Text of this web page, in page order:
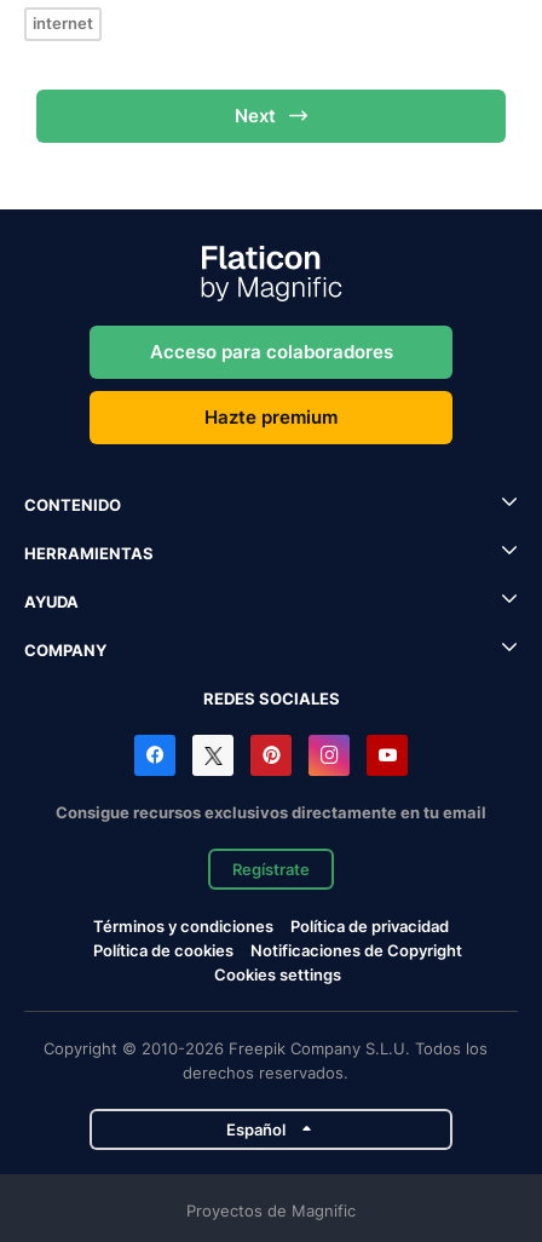
internet
Next
Acceso para colaboradores
Hazte premium
CONTENIDO
HERRAMIENTAS
AYUDA
COMPANY
REDES SOCIALES
Consigue recursos exclusivos directamente en tu email
Regístrate
Términos y condiciones
Política de privacidad
Política de cookies
Notificaciones de Copyright
Cookies settings
Copyright © 2010-2026 Freepik Company S.L.U. Todos los
derechos reservados.
Español
Proyectos de Magnific